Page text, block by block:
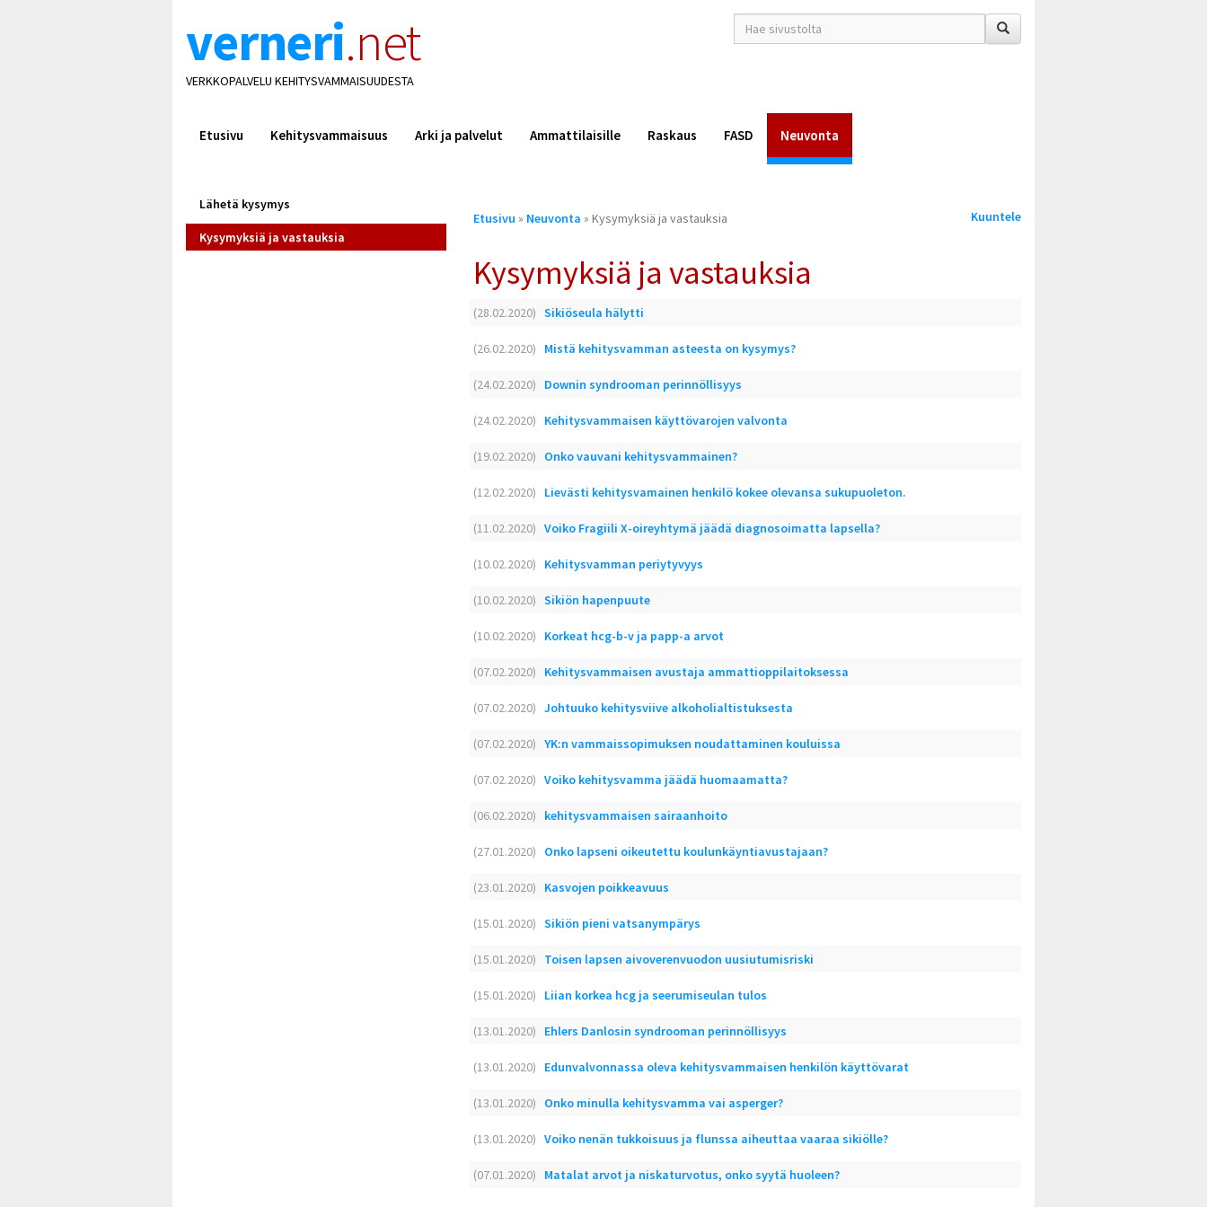
verneri.net
VERKKOPALVELU KEHITYSVAMMAISUUDESTA
hakusana(t)
*
Etusivu Kehitysvammaisuus Arki ja palvelut Ammattilaisille Raskaus FASD Neuvonta
Lähetä kysymys
Kysymyksiä ja vastauksia
Olet
Etusivu » Neuvonta » Kysymyksiä ja vastauksia Kuuntele
Kysymyksiä ja vastauksia
(28.02.2020) Sikiöseula hälytti
(26.02.2020) Mistä kehitysvamman asteesta on kysymys?
(24.02.2020) Downin syndrooman perinnöllisyys
(24.02.2020) Kehitysvammaisen käyttövarojen valvonta
(19.02.2020) Onko vauvani kehitysvammainen?
(12.02.2020) Lievästi kehitysvamainen henkilö kokee olevansa sukupuoleton.
(11.02.2020) Voiko Fragiili X-oireyhtymä jäädä diagnosoimatta lapsella?
(10.02.2020) Kehitysvamman periytyvyys
(10.02.2020) Sikiön hapenpuute
(10.02.2020) Korkeat hcg-b-v ja papp-a arvot
(07.02.2020) Kehitysvammaisen avustaja ammattioppilaitoksessa
(07.02.2020) Johtuuko kehitysviive alkoholialtistuksesta
(07.02.2020) YK:n vammaissopimuksen noudattaminen kouluissa
(07.02.2020) Voiko kehitysvamma jäädä huomaamatta?
(06.02.2020) kehitysvammaisen sairaanhoito
(27.01.2020) Onko lapseni oikeutettu koulunkäyntiavustajaan?
(23.01.2020) Kasvojen poikkeavuus
(15.01.2020) Sikiön pieni vatsanympärys
(15.01.2020) Toisen lapsen aivoverenvuodon uusiutumisriski
(15.01.2020) Liian korkea hcg ja seerumiseulan tulos
(13.01.2020) Ehlers Danlosin syndrooman perinnöllisyys
(13.01.2020) Edunvalvonnassa oleva kehitysvammaisen henkilön käyttövarat
(13.01.2020) Onko minulla kehitysvamma vai asperger?
(13.01.2020) Voiko nenän tukkoisuus ja flunssa aiheuttaa vaaraa sikiölle?
(07.01.2020) Matalat arvot ja niskaturvotus, onko syytä huoleen?